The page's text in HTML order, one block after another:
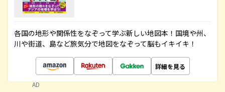
各国の地形や関係性をなぞって学ぶ新しい地図本！国境や州、
川や街道、島など旅気分で地図をなぞって脳もイキイキ！
詳細を見る
AD